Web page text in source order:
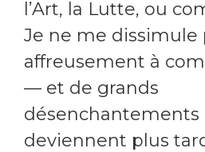
l’Art, la Lutte, ou
Je ne me dissimule
affreusement à
— et de grands
désenchantements
deviennent plus